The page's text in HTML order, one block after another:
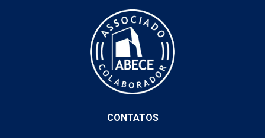
CONTATOS